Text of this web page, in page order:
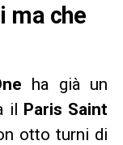
ma che
ha già un
il Paris Saint
otto turni di